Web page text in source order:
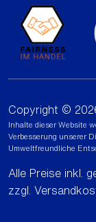
Copyright ©
Inhalte dieser Website
Verbesserung unserer
Umweltfreundliche
Alle Preise inkl.
zzgl.